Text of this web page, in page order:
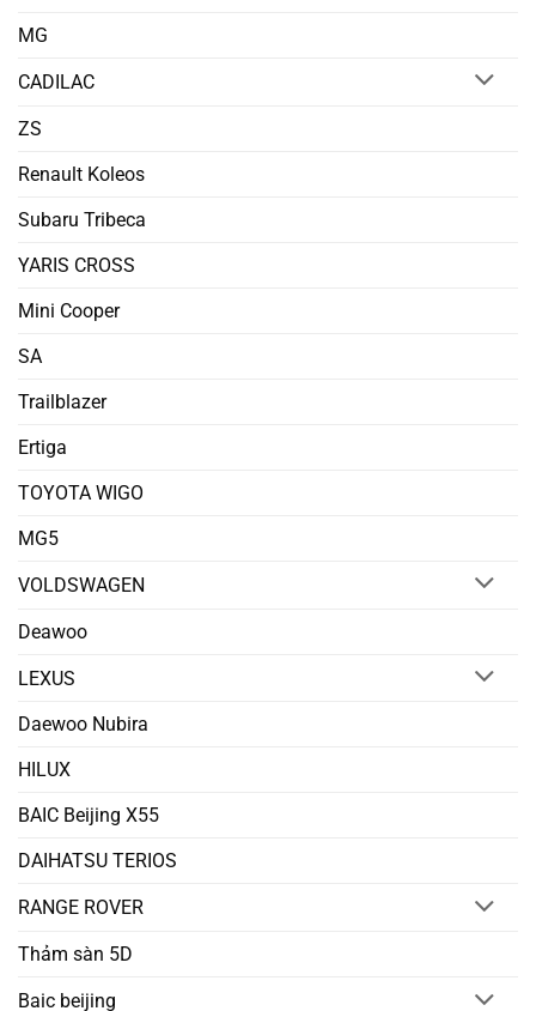
MG
CADILAC
ZS
Renault Koleos
Subaru Tribeca
YARIS CROSS
Mini Cooper
SA
Trailblazer
Ertiga
TOYOTA WIGO
MG5
VOLDSWAGEN
Deawoo
LEXUS
Daewoo Nubira
HILUX
BAIC Beijing X55
DAIHATSU TERIOS
RANGE ROVER
Thảm sàn 5D
Baic beijing